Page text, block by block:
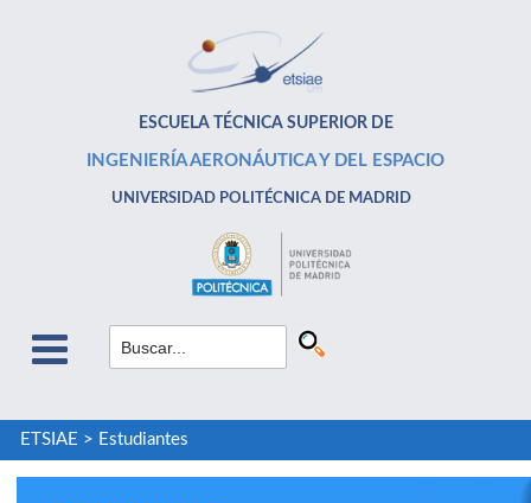
ESCUELA TÉCNICA SUPERIOR DE
INGENIERÍA AERONÁUTICA Y DEL ESPACIO
UNIVERSIDAD POLITÉCNICA DE MADRID
ETSIAE > Estudiantes